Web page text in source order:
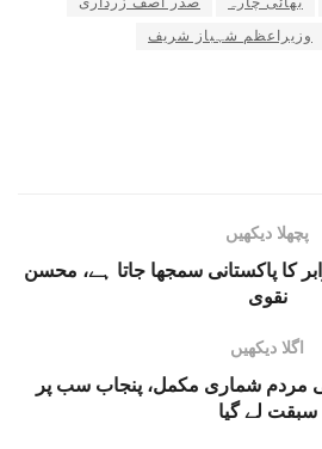
وزیراعظم شہباز شریف
پچھلا دیکھیں
کا پاکستانی سمجھا جاتا ہے، محسن
نقوی
اگلا دیکھیں
مردم شماری مکمل، پنجاب سب پر
سبقت لے گیا